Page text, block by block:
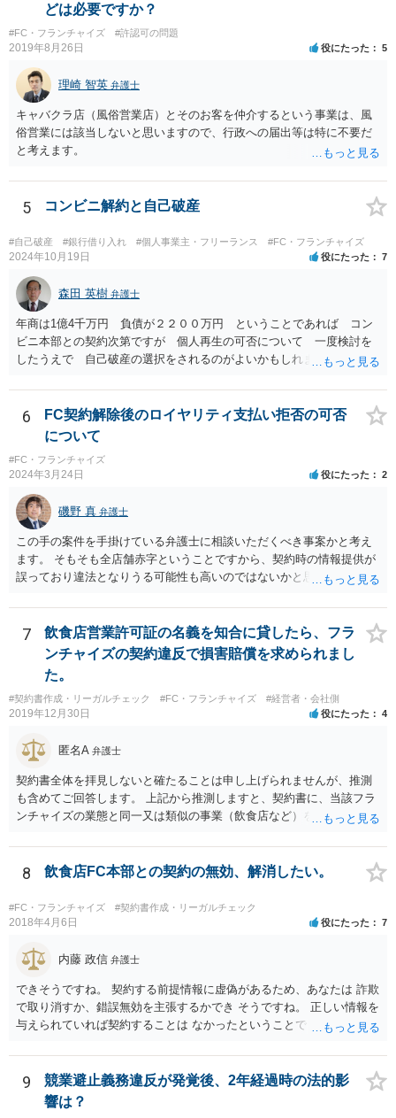
どは必要ですか？
#FC・フランチャイズ #許認可の問題
2019年8月26日 役にたった 5
理崎 智英 弁護士
キャバクラ店（風俗営業店）とそのお客を仲介するという事業は、風
俗営業には該当しないと思いますので、行政への届出等は特に不要だ
と考えます。
5 コンビニ解約と自己破産
#自己破産 #銀行借り入れ #個人事業主・フリーランス #FC・フランチャイズ
2024年10月19日 役にたった 7
森田 英樹 弁護士
年商は1億4千万円 負債が２２００万円 ということであれば コン
ビニ本部との契約次第ですが 個人再生の可否について 一度検討を
したうえで 自己破産の選択をされるのがよいかもしれません。 ネッ
ば 対応が可能な案件だと存じます。 早急に 弁護士に相談されるの
が良いケースです。
6
FC契約解除後のロイヤリティ支払い拒否の可否
について
#FC・フランチャイズ
2024年3月24日 役にたった 2
磯野 真 弁護士
この手の案件を手掛けている弁護士に相談いただくべき事案かと考え
ます。 そもそも全店舗赤字ということですから、契約時の情報提供が
誤っており違法となりうる可能性も高いのではないかと思われます。
らから本部に対して請求をしていくことも検討すべきかと考えます。
7
飲食店営業許可証の名義を知合に貸したら、フラ
ンチャイズの契約違反で損害賠償を求められまし
た。
#契約書作成・リーガルチェック #FC・フランチャイズ #経営者・会社側
2019年12月30日 役にたった 4
匿名A 弁護士
契約書全体を拝見しないと確たることは申し上げられませんが、推測
も含めてご回答します。 上記から推測しますと、契約書に、当該フラ
ンチャイズの業態と同一又は類似の事業（飲食店など）を行ってはな
その条項には、単に行ってはならない、とだけ書いてある場合もあれ
ば、「自ら又は他人と共同で」行ってはならない、「他人に行わせる
ことも同様」といった書き方がされている場合もあります。 上記のと
おり店の名義人になっているとすれば、知人と共同で、あるいは知人
に行わせて、同一・類似の事業を行っている場合として、契約上の義
合、運営方法や納税負担・収益分配などは、共同経営者内部の取り決
めに過ぎないという理解になります。）。 支払を求められている賠償
金額にもよりますが、支払を拒絶した場合、契約の解除に繋がる可能
性もありますので、支払や本部との交渉で話し合いがつかない場合
は、契約書持参で弁護士に相談・交渉等の依頼を検討されてもよいと
8 飲食店FC本部との契約の無効、解消したい。
#FC・フランチャイズ #契約書作成・リーガルチェック
2018年4月6日 役にたった 7
内藤 政信 弁護士
できそうですね。 契約する前提情報に虚偽があるため、あなたは 詐欺
で取り消すか、錯誤無効を主張するかでき そうですね。 正しい情報を
与えられていれば契約することは なかったということでしょう。 嘘を
ね。
9
競業避止義務違反が発覚後、2年経過時の法的影
響は？